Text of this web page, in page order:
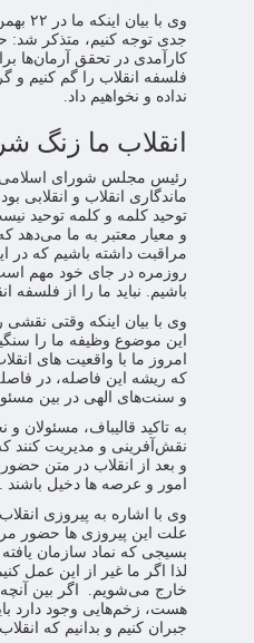
وی با
جدی توجه کنیم، متذکر شد:
کارآمدی در تحقق آرمان‌ها
فلسفه انقلاب را گم کنیم و
نداده و نخواهیم داد.
انقلاب ما زنگ
رئیس مجلس شورای اسلامی با
ماندگاری انقلاب و انقلابی
توحید کلمه و کلمه توحید
و معیار معتبر به ما می‌دهد
مراقبت داشته باشیم که در
روزمره در جای خود مهم
باشیم. نباید ما را از فلسفه
وی با بیان اینکه وقتی نقشی
این موضوع وظیفه ما را
امروز ما با واقعیت های
که ریشه این فاصله، در
و سنت‌های الهی در بین
به تاکید قالیباف، مسئولان و
نقش‌آفرینی و مدیریت کنند
و بعد از انقلاب در متن
امور و عرصه ها دخیل باشند .
وی با اشاره به پیروزی
علت این پیروزی ها حضور
بسیجی که نماد سازمان
لذا اگر ما غیر از این عمل
خارج می‌شویم. اگر بین آنچه
هست، زخم‌هایی وجود دارد
جبران کنیم و بدانیم که